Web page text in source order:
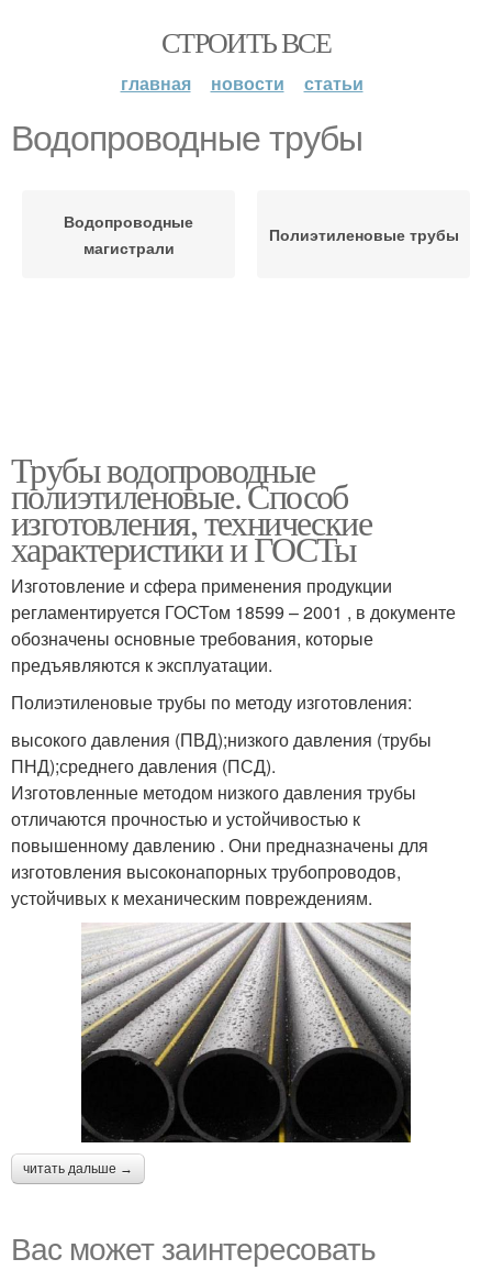
СТРОИТЬ ВСЕ
главная новости статьи
Водопроводные трубы
Водопроводные
магистрали
Полиэтиленовые трубы
Трубы водопроводные
полиэтиленовые. Способ
изготовления, технические
характеристики и ГОСТы
Изготовление и сфера применения продукции
регламентируется ГОСТом 18599 – 2001 , в документе
обозначены основные требования, которые
предъявляются к эксплуатации.
Полиэтиленовые трубы по методу изготовления:
высокого давления (ПВД);низкого давления (трубы
ПНД);среднего давления (ПСД).
Изготовленные методом низкого давления трубы
отличаются прочностью и устойчивостью к
повышенному давлению . Они предназначены для
изготовления высоконапорных трубопроводов,
устойчивых к механическим повреждениям.
читать дальше →
Вас может заинтересовать